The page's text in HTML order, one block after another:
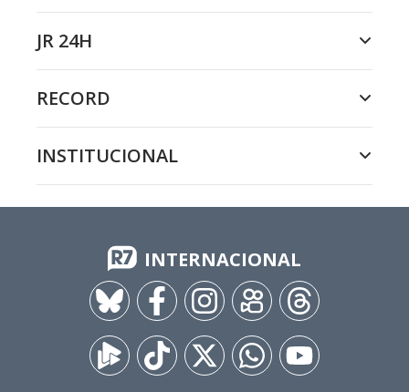
JR 24H
RECORD
INSTITUCIONAL
INTERNACIONAL